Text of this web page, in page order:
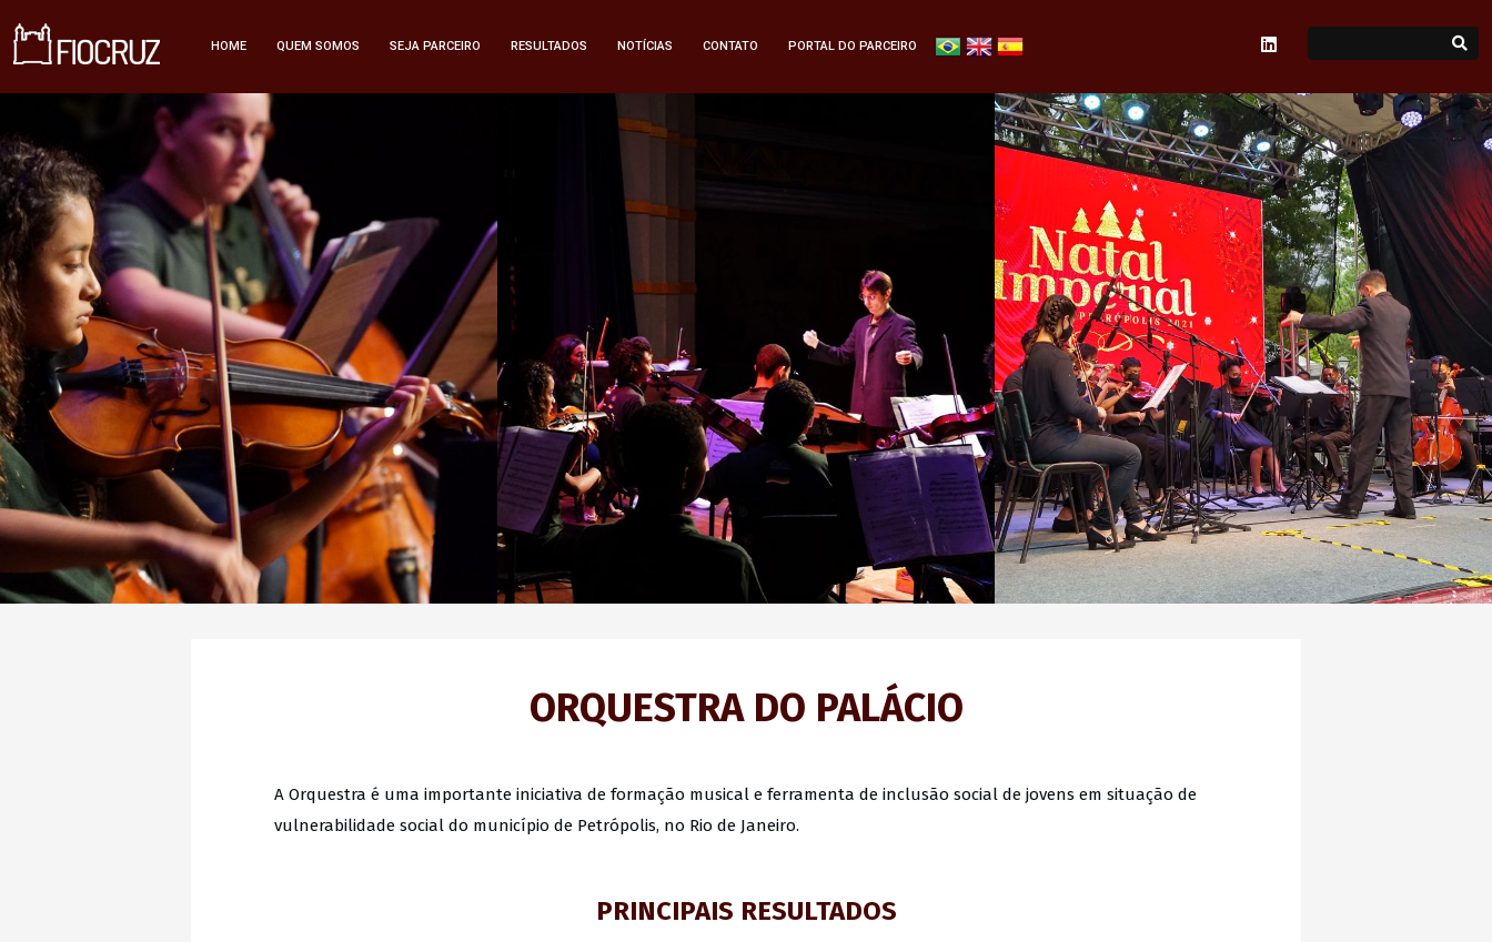
HOME QUEM SOMOS SEJA PARCEIRO RESULTADOS NOTÍCIAS CONTATO PORTAL DO PARCEIRO
ORQUESTRA DO PALÁCIO
A Orquestra é uma importante iniciativa de formação musical e ferramenta de inclusão social de jovens em situação de
vulnerabilidade social do município de Petrópolis, no Rio de Janeiro.
PRINCIPAIS RESULTADOS